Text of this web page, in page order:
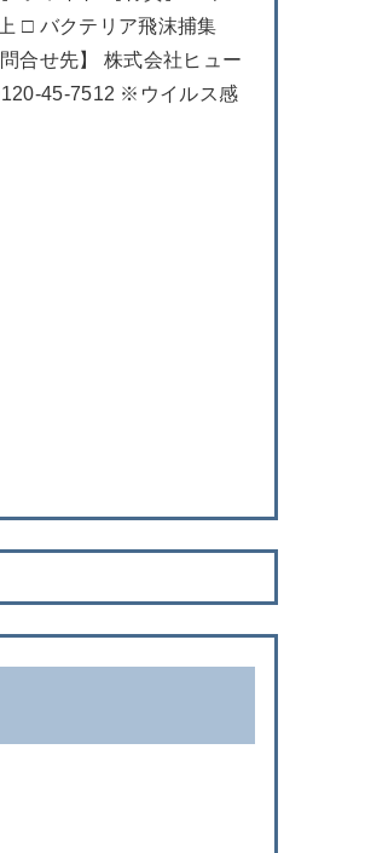
□ バクテリア飛沫捕集
合せ先】 株式会社ヒュー
45-7512 ※ウイルス感